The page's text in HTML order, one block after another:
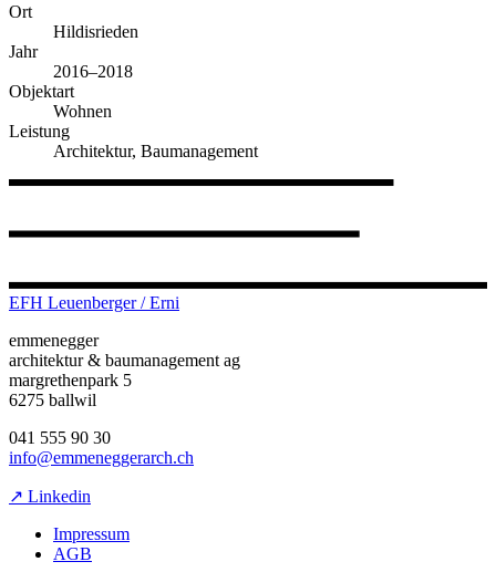
Ort
Hildisrieden
Jahr
2016–2018
Objektart
Wohnen
Leistung
Architektur, Baumanagement
EFH Leuenberger / Erni
emmenegger
architektur & baumanagement ag
margrethenpark 5
6275 ballwil
041 555 90 30
info@emmeneggerarch.ch
↗ Linkedin
Impressum
AGB